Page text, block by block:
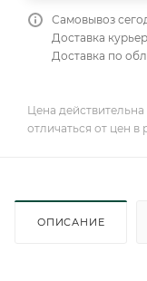
Самовывоз
Доставка
Доставка по
Цена
отличаться от цен в
ОПИСАНИЕ